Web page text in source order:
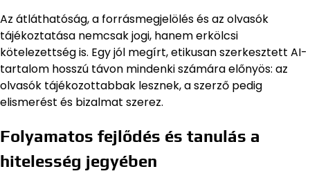
Az átláthatóság, a forrásmegjelölés és az olvasók
tájékoztatása nemcsak jogi, hanem erkölcsi
kötelezettség is. Egy jól megírt, etikusan szerkesztett AI-
tartalom hosszú távon mindenki számára előnyös: az
olvasók tájékozottabbak lesznek, a szerző pedig
elismerést és bizalmat szerez.
Folyamatos fejlődés és tanulás a
hitelesség jegyében